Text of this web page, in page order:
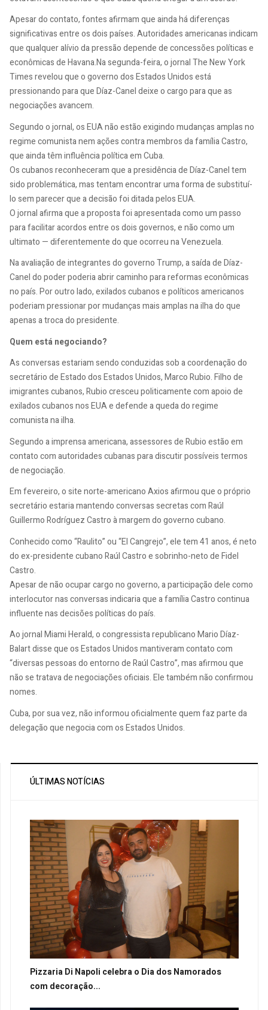
Apesar do contato, fontes afirmam que ainda há diferenças
significativas entre os dois países. Autoridades americanas indicam
que qualquer alívio da pressão depende de concessões políticas e
econômicas de Havana.Na segunda-feira, o jornal The New York
Times revelou que o governo dos Estados Unidos está
pressionando para que Díaz-Canel deixe o cargo para que as
negociações avancem.
Segundo o jornal, os EUA não estão exigindo mudanças amplas no
regime comunista nem ações contra membros da família Castro,
que ainda têm influência política em Cuba.
Os cubanos reconheceram que a presidência de Díaz-Canel tem
sido problemática, mas tentam encontrar uma forma de substituí-
lo sem parecer que a decisão foi ditada pelos EUA.
O jornal afirma que a proposta foi apresentada como um passo
para facilitar acordos entre os dois governos, e não como um
ultimato — diferentemente do que ocorreu na Venezuela.
Na avaliação de integrantes do governo Trump, a saída de Díaz-
Canel do poder poderia abrir caminho para reformas econômicas
no país. Por outro lado, exilados cubanos e políticos americanos
poderiam pressionar por mudanças mais amplas na ilha do que
apenas a troca do presidente.
Quem está negociando?
As conversas estariam sendo conduzidas sob a coordenação do
secretário de Estado dos Estados Unidos, Marco Rubio. Filho de
imigrantes cubanos, Rubio cresceu politicamente com apoio de
exilados cubanos nos EUA e defende a queda do regime
comunista na ilha.
Segundo a imprensa americana, assessores de Rubio estão em
contato com autoridades cubanas para discutir possíveis termos
de negociação.
Em fevereiro, o site norte-americano Axios afirmou que o próprio
secretário estaria mantendo conversas secretas com Raúl
Guillermo Rodríguez Castro à margem do governo cubano.
Conhecido como “Raulito” ou “El Cangrejo”, ele tem 41 anos, é neto
do ex-presidente cubano Raúl Castro e sobrinho-neto de Fidel
Castro.
Apesar de não ocupar cargo no governo, a participação dele como
interlocutor nas conversas indicaria que a família Castro continua
influente nas decisões políticas do país.
Ao jornal Miami Herald, o congressista republicano Mario Díaz-
Balart disse que os Estados Unidos mantiveram contato com
“diversas pessoas do entorno de Raúl Castro”, mas afirmou que
não se tratava de negociações oficiais. Ele também não confirmou
nomes.
Cuba, por sua vez, não informou oficialmente quem faz parte da
delegação que negocia com os Estados Unidos.
ÚLTIMAS NOTÍCIAS
Pizzaria Di Napoli celebra o Dia dos Namorados
com decoração...